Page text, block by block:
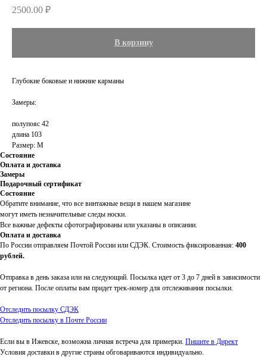
2500.00 ₽
В корзину
Глубокие боковые и нижние карманы
Замеры:
полупояс 42
длина 103
Размер: M
Состояние
Оплата и доставка
Замеры
Подарочный сертификат
Состояние
Обратите внимание, что все винтажные вещи в нашем магазине
могут иметь незначительные следы носки.
Все важные дефекты сфотографированы или указаны в описании.
Оплата и доставка
По России отправляем Почтой России или СДЭК. Стоимость фиксированная: 400
рублей.
Отправка в день заказа или на следующий. Посылка идет от 3 до 7 дней в зависимости
от региона. После оплаты вам придет трек-номер для отслеживания посылки.
Отследить посылку СДЭК
Отследить посылку в Почте России
Если вы в Ижевске, возможна личная встреча для примерки. Пишите в Директ
Условия доставки в другие страны обговариваются индивидуально.